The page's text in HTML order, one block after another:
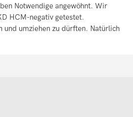
Notwendige angewöhnt. Wir
HCM-negativ getestet.
und umziehen zu dürften. Natürlich